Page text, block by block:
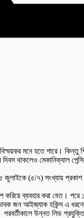
মনে হতে পারে। কিন্তু
দিবস থাকলেও মেকানিক্যাল
৫ জুলাইকে (৫/৭) সংখ্যায়
করিয়ে ব্যবহার করা যেত।
জন আইজ্যাক হকিন্স এ
পরবর্তীকালে উন্নত লিড